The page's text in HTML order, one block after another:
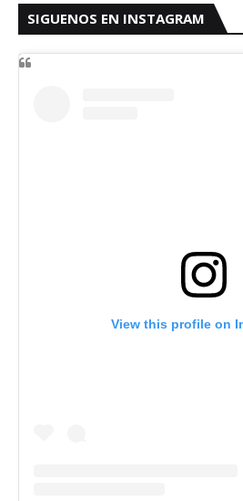
SIGUENOS EN INSTAGRAM
View this profile on